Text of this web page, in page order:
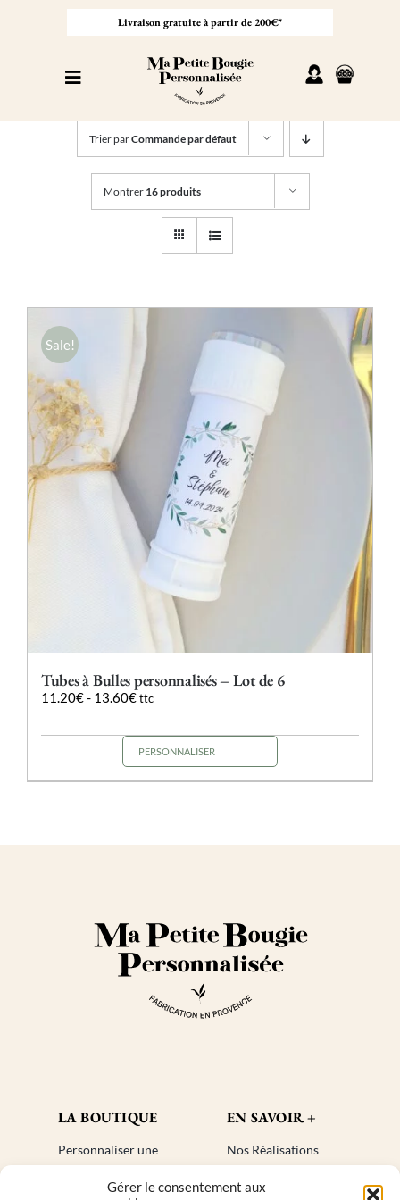
Gérer le consentement aux
Livraison gratuite à partir de 200€*
Toggle
Personnaliser sa bougie
À propos
Contact
Trier parCommande par défaut
Montrer 16 produits
Sale!
Tubes à Bulles personnalisés – Lot de 6
11.20€- 13.60€ ttc
PERSONNALISER
LA BOUTIQUE
Personnaliser une
Cadeaux invités
EN SAVOIR +
Nos Réalisations
Créer un compte